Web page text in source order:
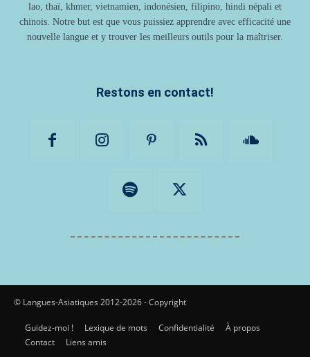
lao, thaï, khmer, vietnamien, indonésien, filipino, hindi népali et
chinois. Notre but est que vous puissiez apprendre avec efficacité une
nouvelle langue et y trouver les meilleurs outils pour la maîtriser.
Restons en contact!
© Langues-Asiatiques 2012-2026 - Copyright
Guidez-moi ! Lexique de mots Confidentialité
À propos
Contact
Liens amis